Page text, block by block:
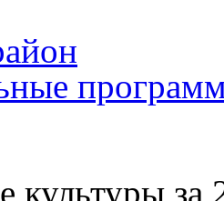
культуры за